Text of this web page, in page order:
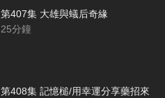
第407集 大雄與蟻后奇緣
25分鐘
第408集 記憶槌/用幸運分享藥招來